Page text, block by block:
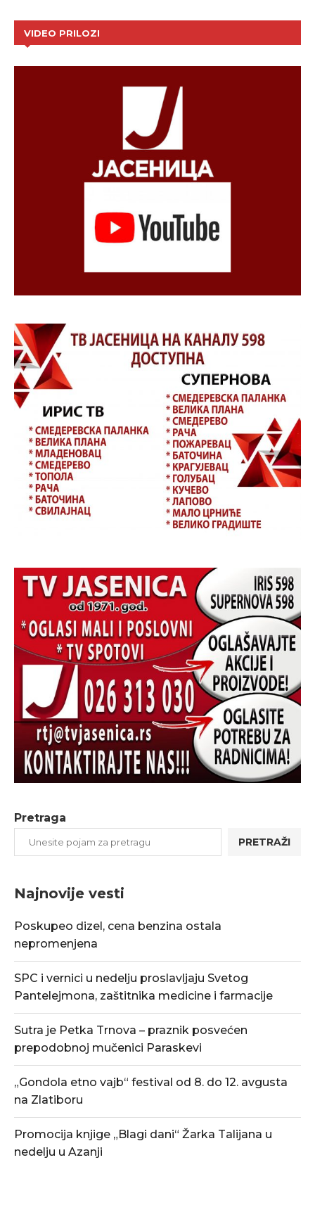
VIDEO PRILOZI
Pretraga
PRETRAŽI
Najnovije vesti
Poskupeo dizel, cena benzina ostala
nepromenjena
SPC i vernici u nedelju proslavljaju Svetog
Pantelejmona, zaštitnika medicine i farmacije
Sutra je Petka Trnova – praznik posvećen
prepodobnoj mučenici Paraskevi
„Gondola etno vajb“ festival od 8. do 12. avgusta
na Zlatiboru
Promocija knjige „Blagi dani“ Žarka Talijana u
nedelju u Azanji